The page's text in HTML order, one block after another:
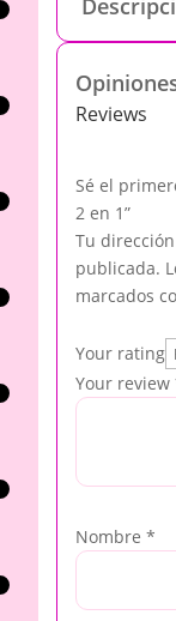
Reviews
Sé el
2 en 1”
Tu
publicada.
marcados
Your rating
Your review
Nombre *